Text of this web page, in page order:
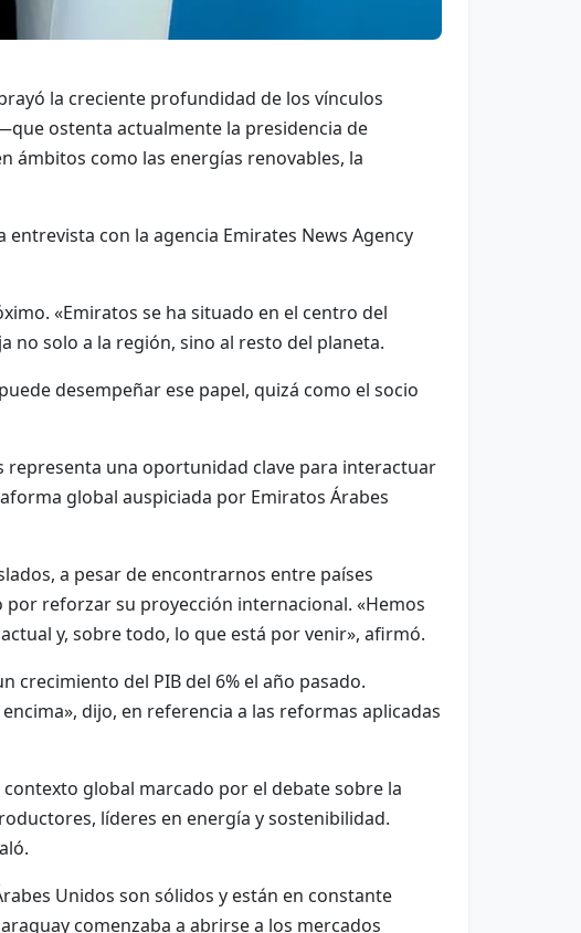
la creciente profundidad de los vínculos
ostenta actualmente la presidencia de
ámbitos como las energías renovables, la
con la agencia Emirates News Agency
«Emiratos se ha situado en el centro del
no solo a la región, sino al resto del planeta.
desempeñar ese papel, quizá como el socio
representa una oportunidad clave para interactuar
global auspiciada por Emiratos Árabes
a pesar de encontrarnos entre países
reforzar su proyección internacional. «Hemos
y, sobre todo, lo que está por venir», afirmó.
crecimiento del PIB del 6% el año pasado.
dijo, en referencia a las reformas aplicadas
global marcado por el debate sobre la
líderes en energía y sostenibilidad.
Unidos son sólidos y están en constante
comenzaba a abrirse a los mercados